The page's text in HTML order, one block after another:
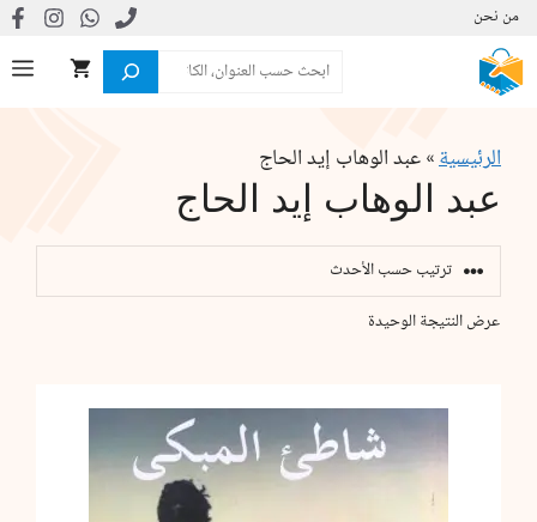
انتقل
إلى
المحتوى
من نحن
البحث
الرئيسية»عبد الوهاب إيد الحاج
عبد الوهاب إيد الحاج
عرض النتيجة الوحيدة